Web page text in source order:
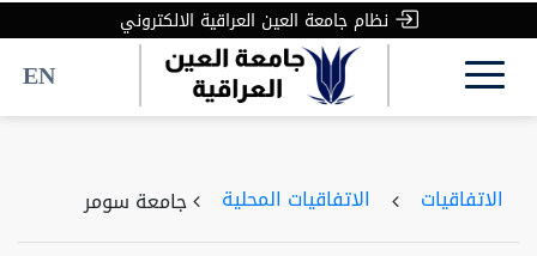
نظام جامعة العين العراقية الالكتروني
EN
الاتفاقيات الاتفاقيات المحلية
جامعة سومر